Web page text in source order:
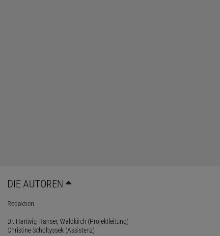
DIE AUTOREN
Redaktion
Dr. Hartwig Hanser, Waldkirch (Projektleitung)
Christine Scholtyssek (Assistenz)